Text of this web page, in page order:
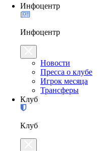
Инфоцентр
Инфоцентр
Новости
Пресса о клубе
Игрок месяца
Трансферы
Клуб
Клуб